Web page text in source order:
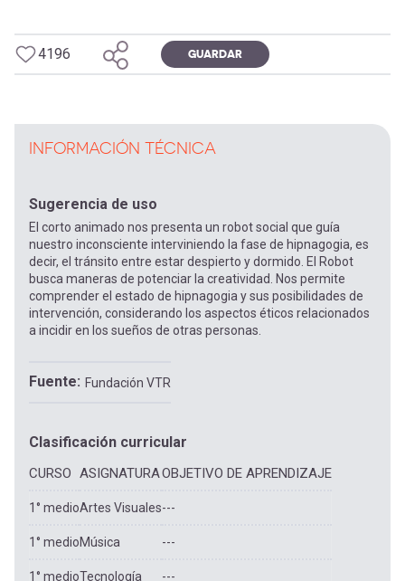
4196 GUARDAR
INFORMACIÓN TÉCNICA
Sugerencia de uso
El corto animado nos presenta un robot social que guía
nuestro inconsciente interviniendo la fase de hipnagogia, es
decir, el tránsito entre estar despierto y dormido. El Robot
busca maneras de potenciar la creatividad. Nos permite
comprender el estado de hipnagogia y sus posibilidades de
intervención, considerando los aspectos éticos relacionados
a incidir en los sueños de otras personas.
Fuente Fundación VTR
Clasificación curricular
CURSO ASIGNATURAOBJETIVO DE APRENDIZAJE
1° medioArtes Visuales---
1° medioMúsica ---
1° medioTecnología ---